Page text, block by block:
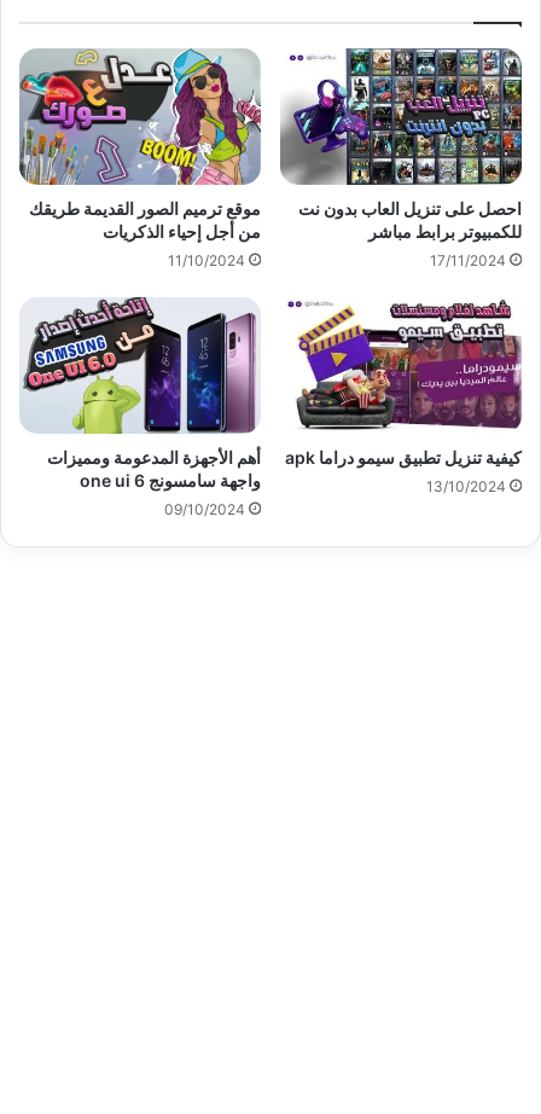
احصل على تنزيل العاب بدون نت
للكمبيوتر برابط مباشر
17/11/2024
موقع ترميم الصور القديمة طريقك
من أجل إحياء الذكريات
11/10/2024
كيفية تنزيل تطبيق سيمو دراما apk
13/10/2024
أهم الأجهزة المدعومة ومميزات
واجهة سامسونج one ui 6
09/10/2024